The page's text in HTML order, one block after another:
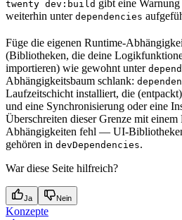
twenty dev:build gibt eine
weiterhin unter dependencies
Füge die eigenen Runtime-
(Bibliotheken, die deine
importieren) wie gewohnt unter
Abhängigkeitsbaum schlank:
Laufzeitschicht installiert, die
und eine Synchronisierung oder eine
Überschreiten dieser Grenze mit
Abhängigkeiten fehl — UI-
gehören in devDependencies.
War diese Seite hilfreich?
Ja Nein
Konzepte